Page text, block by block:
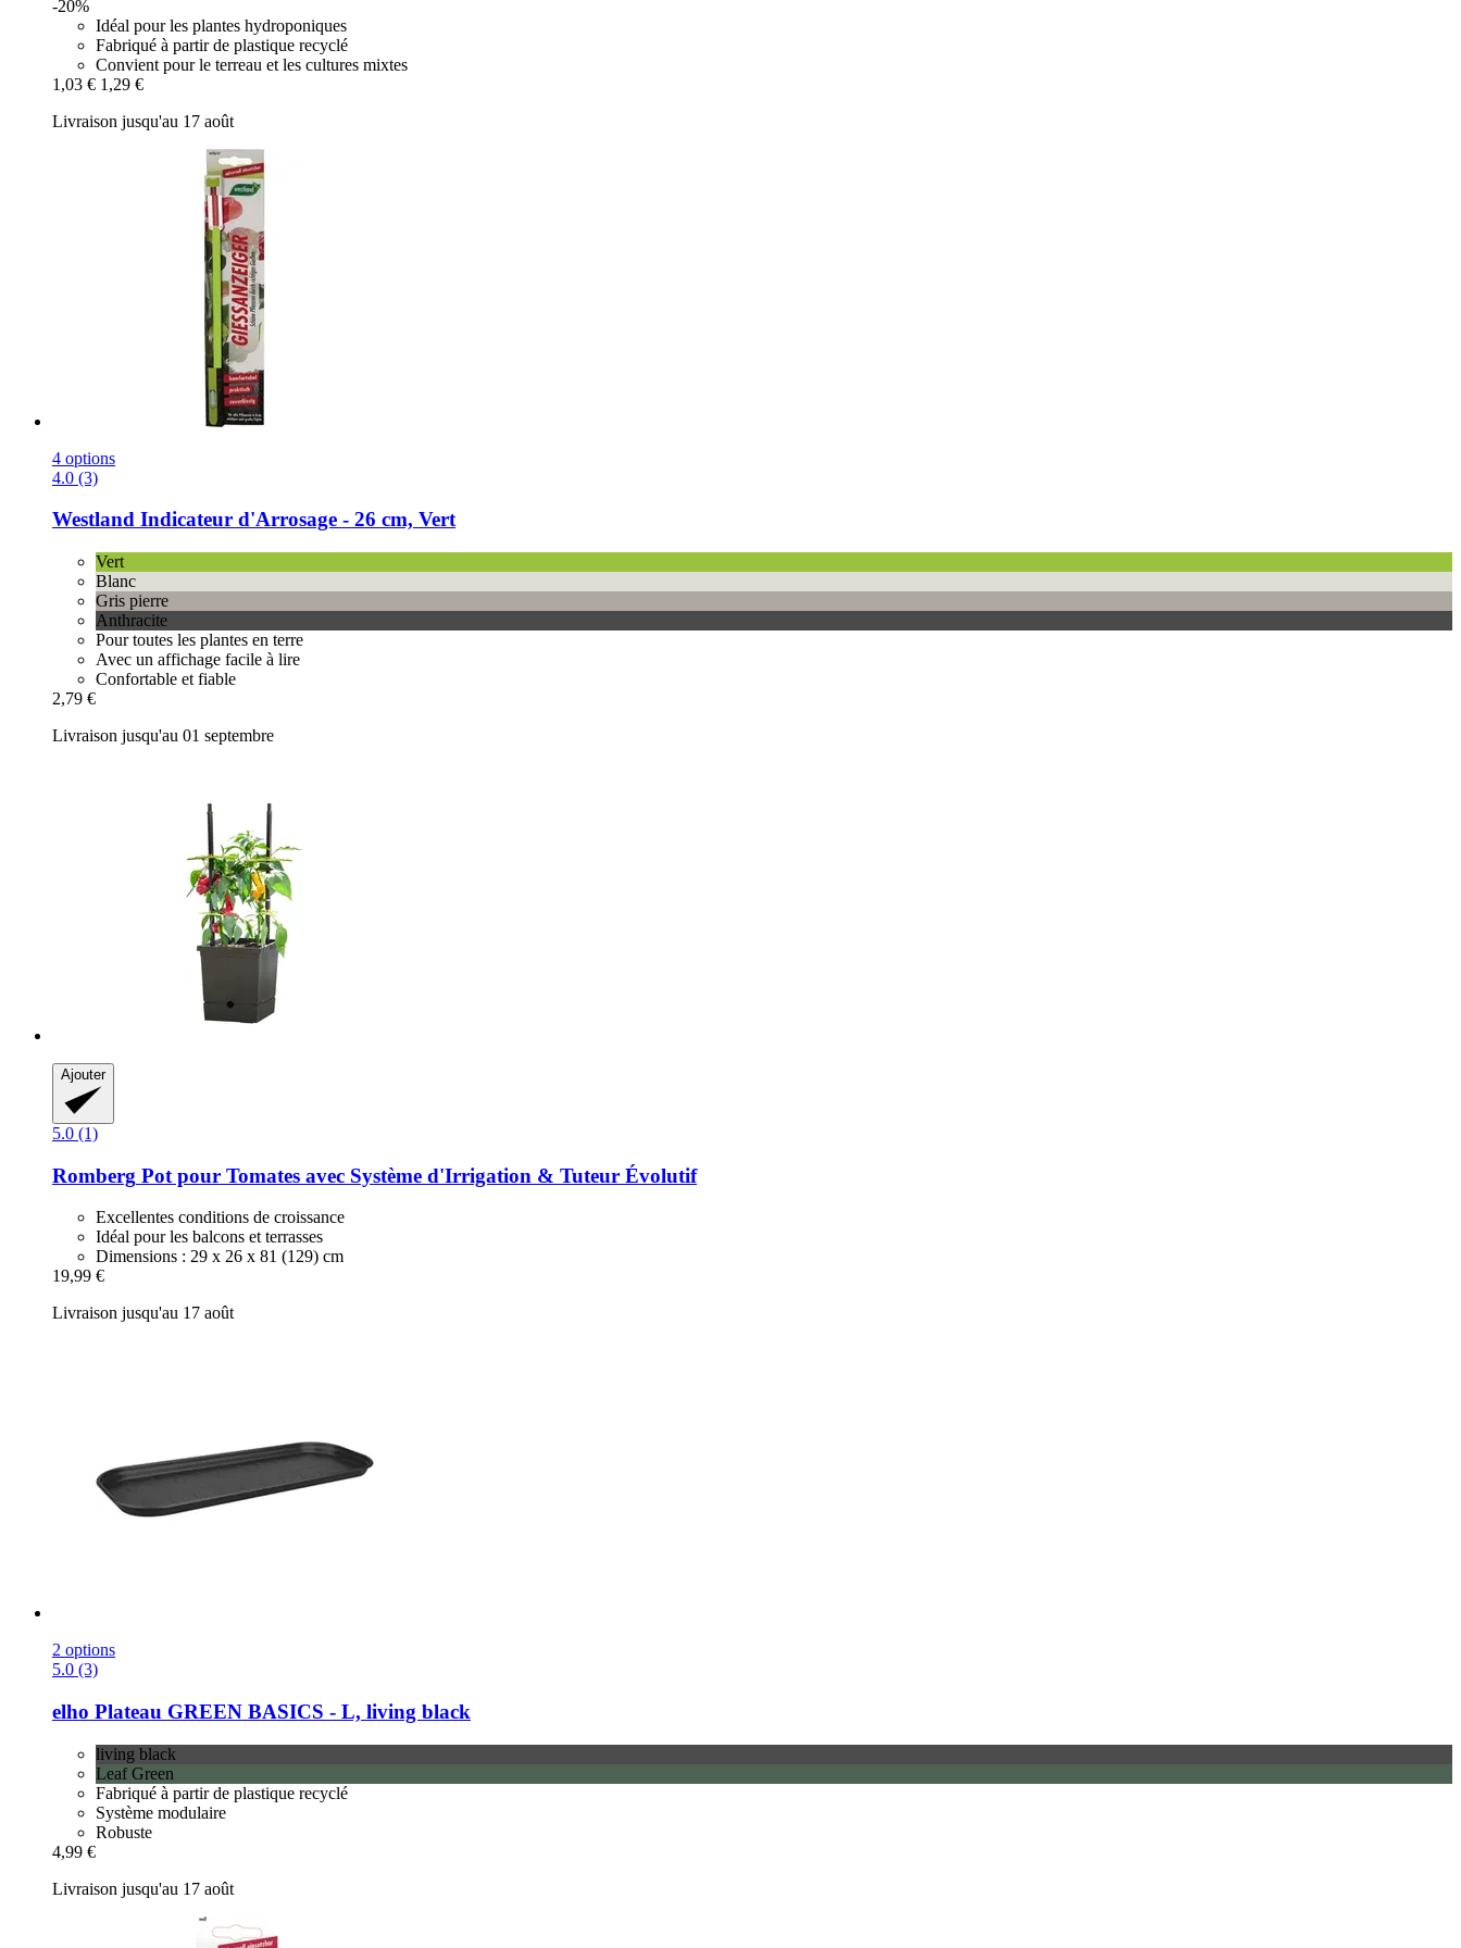
-20%
Idéal pour les plantes hydroponiques
Fabriqué à partir de plastique recyclé
Convient pour le terreau et les cultures mixtes
1,03 € 1,29 €
Livraison jusqu'au 17 août
4 options
4.0 (3)
Westland Indicateur d'Arrosage -​ 26 cm, Vert
Vert
Blanc
Gris pierre
Anthracite
Pour toutes les plantes en terre
Avec un affichage facile à lire
Confortable et fiable
2,79 €
Livraison jusqu'au 01 septembre
Ajouter
5.0 (1)
Romberg Pot pour Tomates avec Système d'Irrigation & Tuteur Évolutif
Excellentes conditions de croissance
Idéal pour les balcons et terrasses
Dimensions : 29 x 26 x 81 (129) cm
19,99 €
Livraison jusqu'au 17 août
2 options
5.0 (3)
elho Plateau GREEN BASICS -​ L, living black
living black
Leaf Green
Fabriqué à partir de plastique recyclé
Système modulaire
Robuste
4,99 €
Livraison jusqu'au 17 août